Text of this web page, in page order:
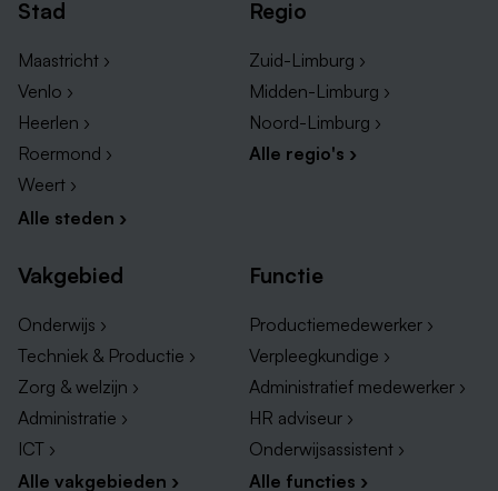
Stad
Maastricht ›
Venlo ›
Heerlen ›
Roermond ›
Weert ›
Alle steden ›
Regio
Zuid-Limburg ›
Midden-Limburg ›
Noord-Limburg ›
Alle regio's ›
Vakgebied
Onderwijs ›
Techniek & Productie ›
Zorg & welzijn ›
Administratie ›
ICT ›
Alle vakgebieden ›
Functie
Productiemedewerker ›
Verpleegkundige ›
Administratief medewerker ›
HR adviseur ›
Onderwijsassistent ›
Alle functies ›